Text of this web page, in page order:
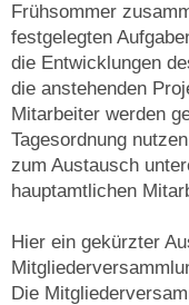
Frühsommer
festgelegten
die Entwicklungen
die anstehenden
Mitarbeiter werden
Tagesordnung
zum Austausch
hauptamtlichen
Hier ein gekürzter
Die